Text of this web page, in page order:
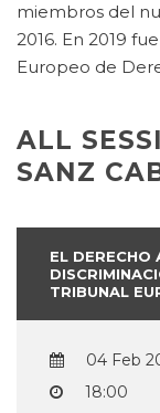
miembros del
2016. En 2019
Europeo de
ALL
SANZ
EL DERECHO
TRIBUNAL
04 Feb
18:00